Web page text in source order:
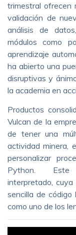
trimestral ofrecen
validación de
análisis de
módulos como
aprendizaje
ha abierto una
disruptivas y
la academia en
Productos
Vulcan de la
de tener una
actividad minera,
personalizar
Python. Este
interpretado,
sencilla de código
como uno de los